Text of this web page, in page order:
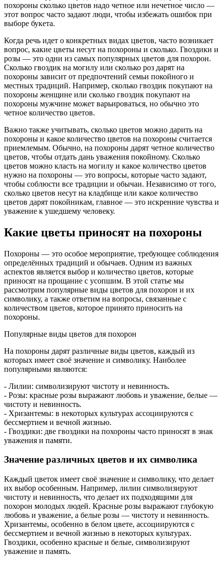
похороны сколько цветов надо четное или нечетное число —
этот вопрос часто задают люди, чтобы избежать ошибок при
выборе букета.
Когда речь идет о конкретных видах цветов, часто возникает
вопрос, какие цветы несут на похороны и сколько. Гвоздики и
розы — это одни из самых популярных цветов для похорон.
Сколько гвоздик на могилу или сколько роз дарят на
похороны зависит от предпочтений семьи покойного и
местных традиций. Например, сколько гвоздик покупают на
похороны женщине или сколько гвоздик покупают на
похороны мужчине может варьироваться, но обычно это
четное количество цветов.
Важно также учитывать, сколько цветов можно дарить на
похороны и какое количество цветов на похороны считается
приемлемым. Обычно, на похороны дарят четное количество
цветов, чтобы отдать дань уважения покойному. Сколько
цветов можно класть на могилу и какое количество цветов
нужно на похороны — это вопросы, которые часто задают,
чтобы соблюсти все традиции и обычаи. Независимо от того,
сколько цветов несут на кладбище или какое количество
цветов дарят покойникам, главное — это искренние чувства и
уважение к ушедшему человеку.
Какие цветы приносят на похороны
Похороны — это особое мероприятие, требующее соблюдения
определённых традиций и обычаев. Одним из важных
аспектов является выбор и количество цветов, которые
приносят на прощание с усопшим. В этой статье мы
рассмотрим популярные виды цветов для похорон и их
символику, а также ответим на вопросы, связанные с
количеством цветов, которое принято приносить на
похороны.
Популярные виды цветов для похорон
На похороны дарят различные виды цветов, каждый из
которых имеет своё значение и символику. Наиболее
популярными являются:
- Лилии: символизируют чистоту и невинность.
- Розы: красные розы выражают любовь и уважение, белые —
чистоту и невинность.
- Хризантемы: в некоторых культурах ассоциируются с
бессмертием и вечной жизнью.
- Гвоздики: две гвоздики на похороны часто приносят в знак
уважения и памяти.
Значение различных цветов и их символика
Каждый цветок имеет своё значение и символику, что делает
их выбор особенным. Например, лилии символизируют
чистоту и невинность, что делает их подходящими для
похорон молодых людей. Красные розы выражают глубокую
любовь и уважение, а белые розы — чистоту и невинность.
Хризантемы, особенно в белом цвете, ассоциируются с
бессмертием и вечной жизнью в некоторых культурах.
Гвоздики, особенно красные и белые, символизируют
уважение и память.